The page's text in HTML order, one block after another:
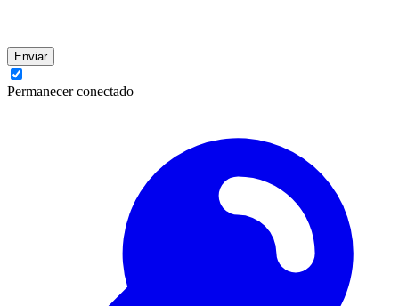
Enviar
Permanecer conectado